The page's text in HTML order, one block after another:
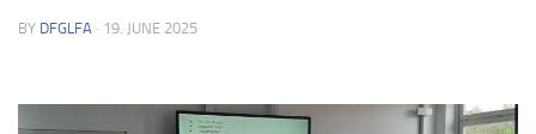
BY DFGLFA · 19. JUNE 2025